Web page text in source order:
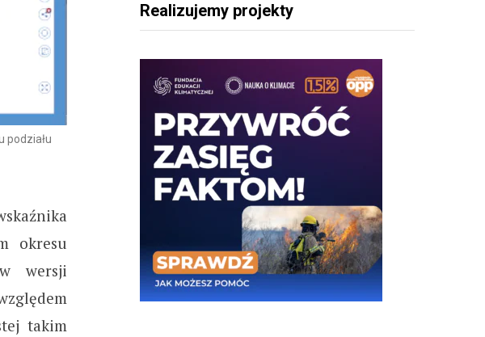
podziału
okresu
wersji
takim
Realizujemy projekty